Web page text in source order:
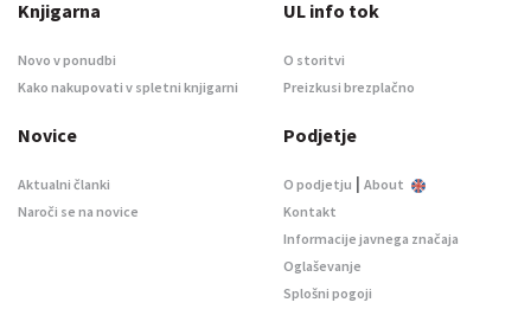
Knjigarna
Novo v ponudbi
Kako nakupovati v spletni knjigarni
UL info tok
O storitvi
Preizkusi brezplačno
Novice
Aktualni članki
Naroči se na novice
Podjetje
O podjetju | About
Kontakt
Informacije javnega značaja
Oglaševanje
Splošni pogoji